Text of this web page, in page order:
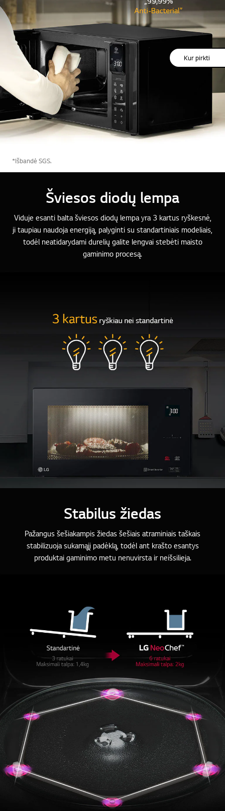
*Išbandė SGS.
Šviesos diodų lempa
Viduje esanti balta šviesos diodų lempa yra 3 kartus ryškesnė,
ji taupiau naudoja energiją, palyginti su standartiniais modeliais,
todėl neatidarydami durelių galite lengvai stebėti maisto
gaminimo procesą.
Stabilus žiedas
Pažangus šešiakampis žiedas šešiais atraminiais taškais
stabilizuoja sukamąjį padėklą, todėl ant krašto esantys
produktai gaminimo metu nenuvirsta ir neišsilieja.
Kur pirkti